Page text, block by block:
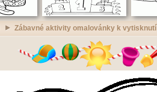
Zábavné aktivity omalovánky k vytisknutí